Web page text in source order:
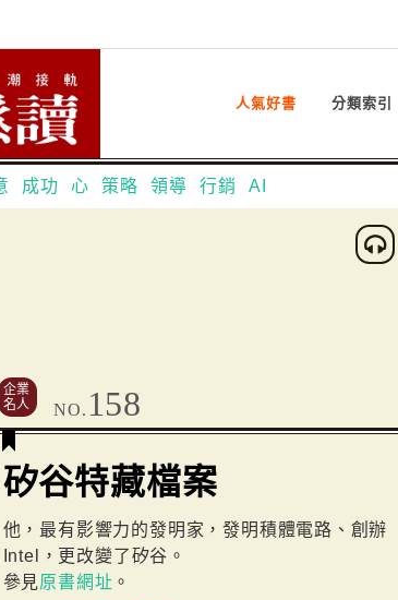
人氣好書 分類索引
成功 心 策略 領導 行銷 AI
企業
名人
NO. 158
矽谷特藏檔案
他，最有影響力的發明家，發明積體電路、創辦
Intel，更改變了矽谷。
參見原書網址 。